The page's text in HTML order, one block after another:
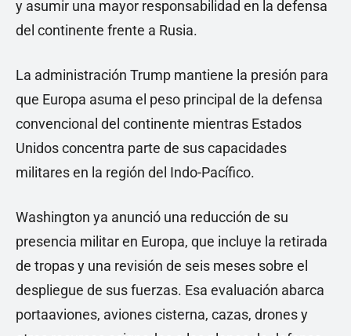
y asumir una mayor responsabilidad en la defensa
del continente frente a Rusia.
La administración Trump mantiene la presión para
que Europa asuma el peso principal de la defensa
convencional del continente mientras Estados
Unidos concentra parte de sus capacidades
militares en la región del Indo-Pacífico.
Washington ya anunció una reducción de su
presencia militar en Europa, que incluye la retirada
de tropas y una revisión de seis meses sobre el
despliegue de sus fuerzas. Esa evaluación abarca
portaaviones, aviones cisterna, cazas, drones y